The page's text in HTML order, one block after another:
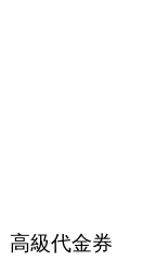
高級代金券